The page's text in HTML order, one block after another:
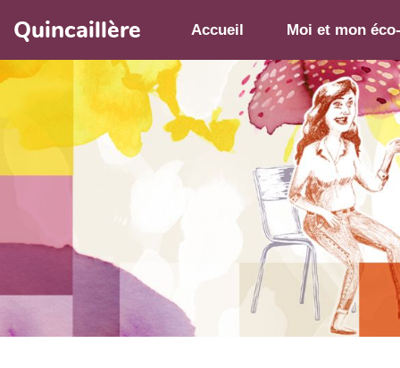
Aller au contenu principal
Quincaillère Accueil Moi et mon